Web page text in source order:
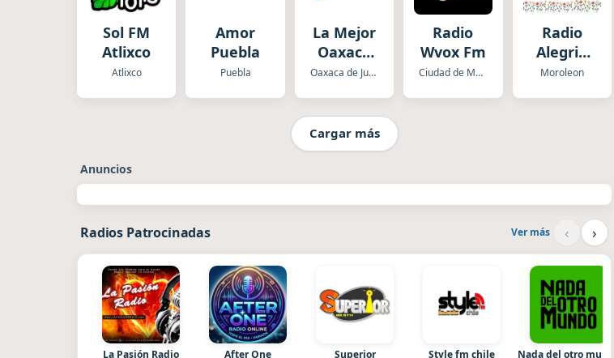
Sol FM
Atlixco
Atlixco
Amor
Puebla
Puebla
La Mejor
Oaxaca
de Juarez
Oaxaca de Juarez
Radio
Wvox Fm
Ciudad de Mexico
Radio
Alegria
XHBV
Moroleon
Cargar más
Anuncios
Radios Patrocinadas Ver más ‹ ›
La Pasión Radio After One Superior Style fm chile Nada del otro mundo